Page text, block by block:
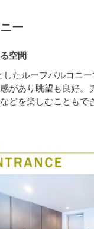
ー
空間
したルーフバルコニ
があり眺望も良好。
どを楽しむこともで